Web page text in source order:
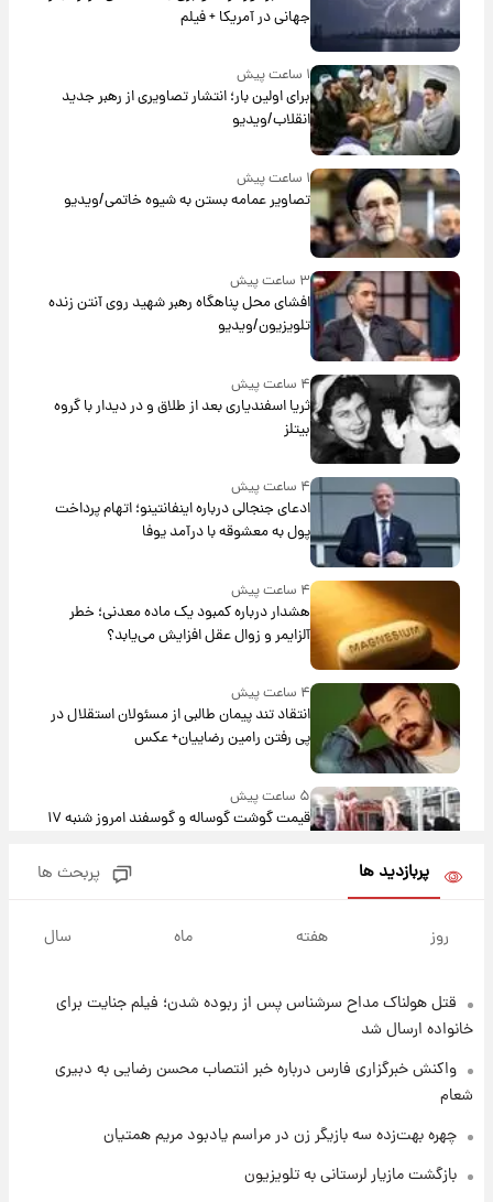
جهانی در آمریکا + فیلم
۱ ساعت پیش
برای اولین بار؛ انتشار تصاویری از رهبر جدید
انقلاب/ویدیو
۱ ساعت پیش
تصاویر عمامه بستن به شیوه خاتمی/ویدیو
۳ ساعت پیش
افشای محل پناهگاه‌ رهبر شهید روی آنتن زنده
تلویزیون/ویدیو
۴ ساعت پیش
ثریا اسفندیاری بعد از طلاق و در دیدار با گروه
بیتلز
۴ ساعت پیش
ادعای جنجالی درباره اینفانتینو؛ اتهام پرداخت
پول به معشوقه با درآمد یوفا
۴ ساعت پیش
هشدار درباره کمبود یک ماده معدنی؛ خطر
آلزایمر و زوال عقل افزایش می‌یابد؟
۴ ساعت پیش
انتقاد تند پیمان طالبی از مسئولان استقلال در
پی رفتن رامین رضاییان+ عکس
۵ ساعت پیش
قیمت گوشت گوساله و گوسفند امروز شنبه ۱۷
شوید+ فیلم
۶ ساعت پیش
قیمت محصولات ایران‌خودرو و سایپا امروز شنبه
۱۷ مرداد ۱۴۰۵
پربازدید ها پربحث ها
روز هفته ماه سال
قتل هولناک مداح سرشناس پس از ربوده شدن؛ فیلم جنایت برای
خانواده ارسال شد
واکنش خبرگزاری فارس درباره خبر انتصاب محسن رضایی به دبیری
شعام
چهره بهت‌زده سه بازیگر زن در مراسم یادبود مریم همتیان
بازگشت مازیار لرستانی به تلویزیون